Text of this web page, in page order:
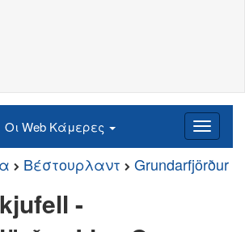
Οι Web Κάμερες
Βέστουρλαντ Grundarfjörður
-